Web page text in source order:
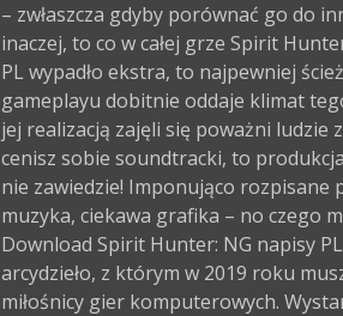
– zwłaszcza gdyby porównać go do
inaczej, to co w całej grze Spirit
PL wypadło ekstra, to najpewniej
gameplayu dobitnie oddaje klimat
jej realizacją zajęli się poważni ludzie
cenisz sobie soundtracki, to
nie zawiedzie! Imponująco rozpisane
muzyka, ciekawa grafika – no czego
Download Spirit Hunter: NG napisy
arcydzieło, z którym w 2019 roku
miłośnicy gier komputerowych.